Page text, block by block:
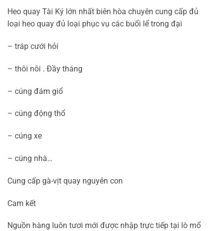
Heo quay Tài Ký lớn nhất biên hòa chuyên cung cấp đủ
loại heo quay đủ loại phục vụ các buổi lể trong đại
– tráp cưới hỏi
– thôi nôi . Đầy tháng
– cúng đám giổ
– cúng động thổ
– cúng xe
– cúng nhà…
Cung cấp gà-vịt quay nguyên con
Cam kết
Nguồn hàng luôn tươi mới được nhập trực tiếp tại lò mổ